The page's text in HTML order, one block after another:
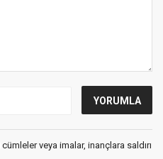
veya imalar, inançlara saldırı